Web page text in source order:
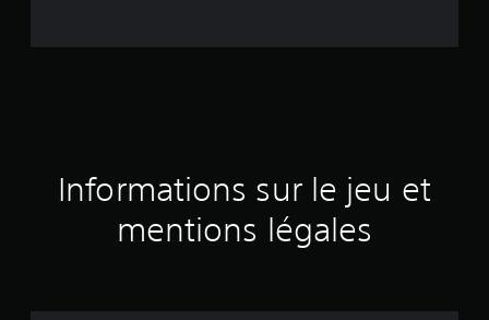
é
u
Informations sur le jeu et
mentions légales